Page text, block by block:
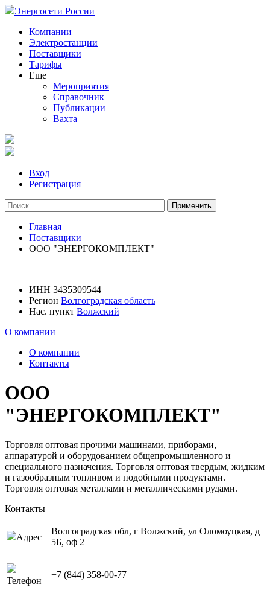
Энергосети России
Компании
Электростанции
Поставщики
Тарифы
Еще
Мероприятия
Справочник
Публикации
Вахта
Вход
Регистрация
Главная
Поставщики
ООО "ЭНЕРГОКОМПЛЕКТ"
ИНН 3435309544
Регион Волгоградская область
Нас. пункт Волжский
О компании
О компании
Контакты
ООО
"ЭНЕРГОКОМПЛЕКТ"
Торговля оптовая прочими машинами, приборами,
аппаратурой и оборудованием общепромышленного и
специального назначения. Торговля оптовая твердым, жидким
и газообразным топливом и подобными продуктами.
Торговля оптовая металлами и металлическими рудами.
Контакты
Адрес
Волгоградская обл, г Волжский, ул Оломоуцкая, д
5Б, оф 2
Телефон
+7 (844) 358-00-77